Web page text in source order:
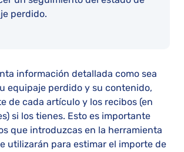
perdido.
información detallada como sea
equipaje perdido y su contenido,
de cada artículo y los recibos (en
si los tienes. Esto es importante
que introduzcas en la herramienta
utilizarán para estimar el importe de